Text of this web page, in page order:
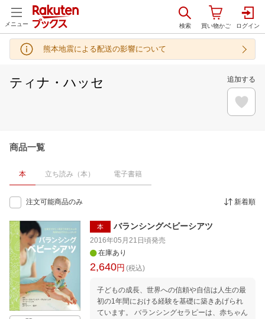
メニュー
熊本地震による配送の影響について
ティナ・ハッセ 追加する
商品一覧
本 立ち読み（本） 電子書籍
注文可能商品のみ 新着順
本 バランシングベビーシアツ
2016年05月21日頃発売
在庫あり
2,640円 (税込)
子どもの成長、世界への信頼や自信は人生の最
初の1年間における経験を基礎に築きあげられ
ています。 バランシングセラピーは、赤ちゃん